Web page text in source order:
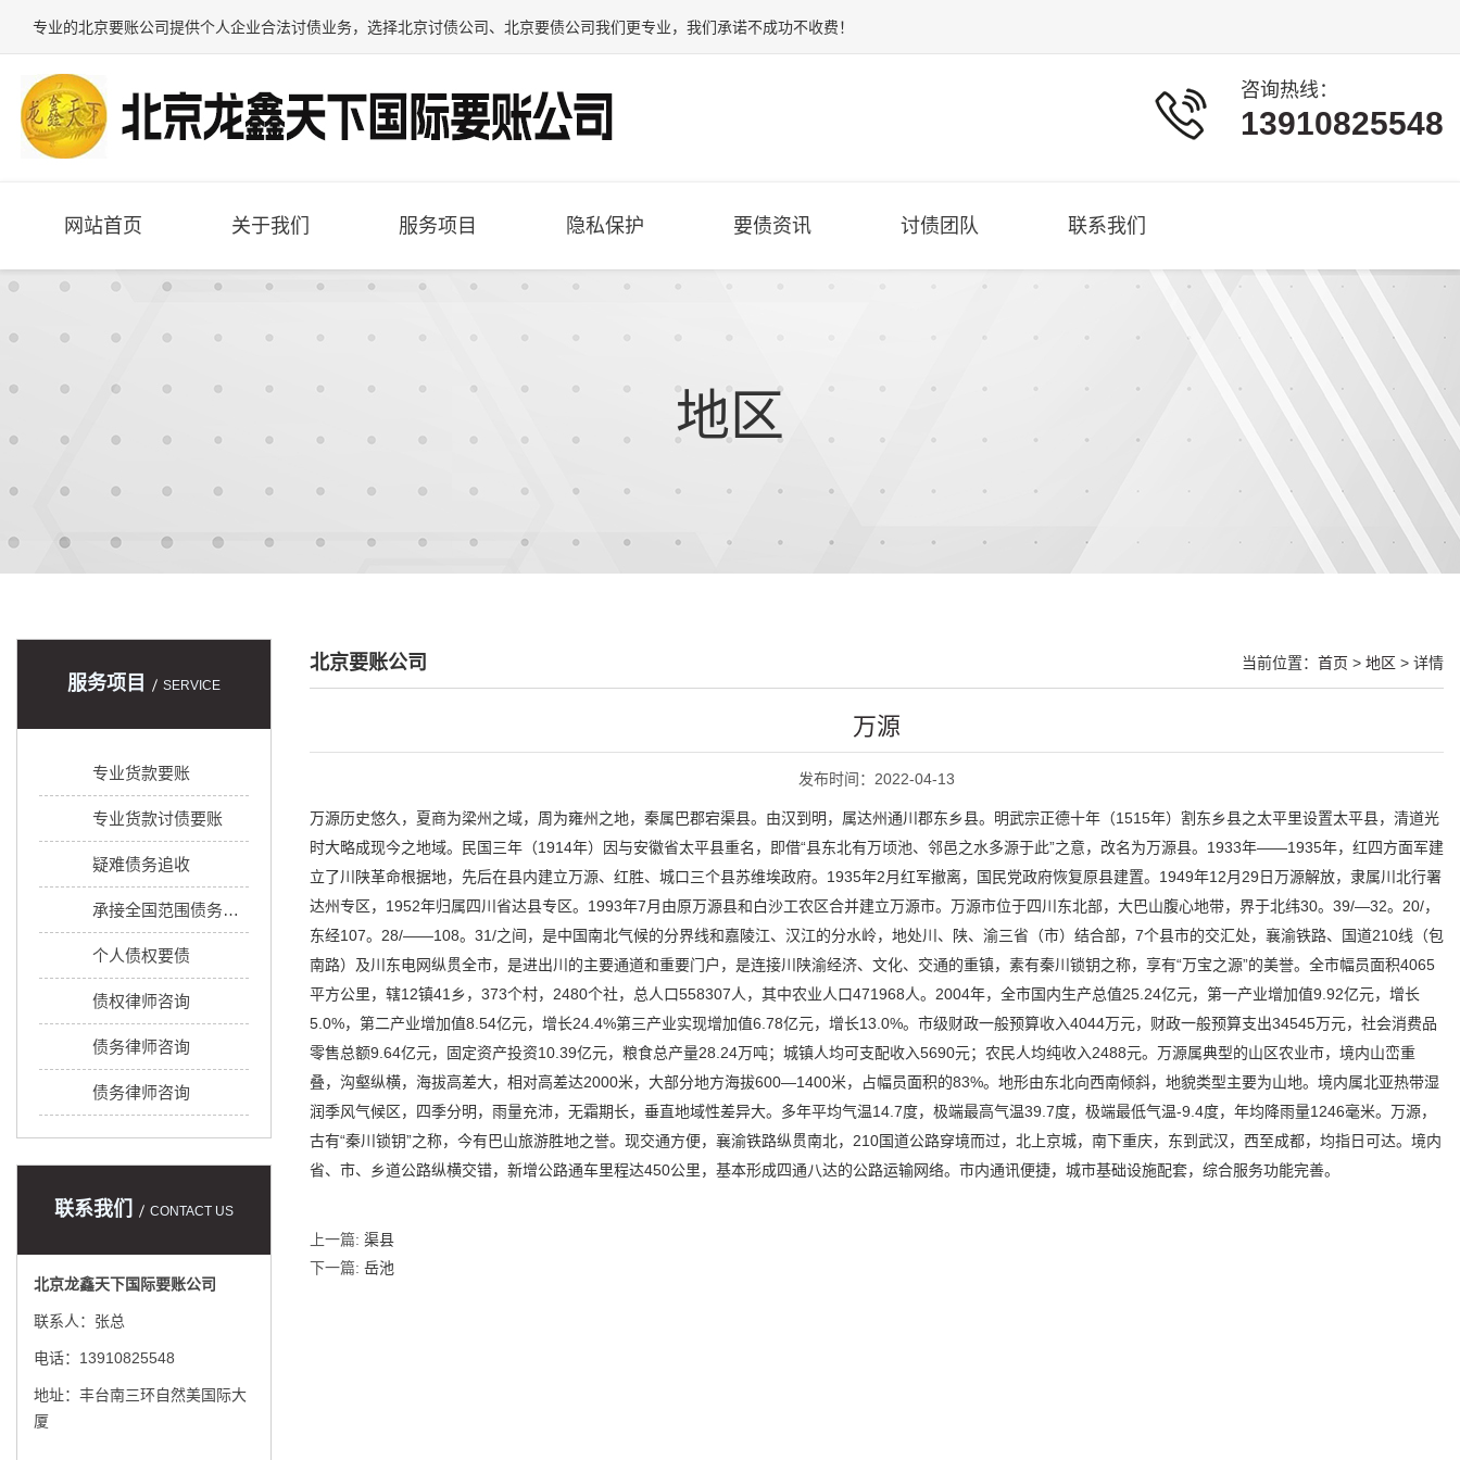
专业的北京要账公司提供个人企业合法讨债业务，选择北京讨债公司、 北京要债公司我们更专业，我们承诺不成功不收费！
咨询热线：
13910825548
网站首页 关于我们 服务项目 隐私保护 要债资讯 讨债团队 联系我们
地区
服务项目 SERVICE
专业货款要账
专业货款讨债要账
疑难债务追收
承接全国范围债务追收
个人债权要债
债权律师咨询
债务律师咨询
债务律师咨询
联系我们 CONTACT US
北京龙鑫天下国际要账公司
联系人：张总
电话：13910825548
地址：丰台南三环自然美国际大
厦
北京要账公司 当前位置： 首页 > 地区 > 详情
万源
发布时间：2022-04-13
万源历史悠久，夏商为梁州之域，周为雍州之地，秦属巴郡宕渠县。由汉到明，属达州通川郡东乡县。明武宗正德十年（1515年）割东乡县之太平里设置太平县，清道光
时大略成现今之地域。民国三年（1914年）因与安徽省太平县重名，即借“县东北有万顷池、邻邑之水多源于此”之意，改名为万源县。1933年——1935年，红四方面军建
立了川陕革命根据地，先后在县内建立万源、红胜、城口三个县苏维埃政府。1935年2月红军撤离，国民党政府恢复原县建置。1949年12月29日万源解放，隶属川北行署
达州专区，1952年归属四川省达县专区。1993年7月由原万源县和白沙工农区合并建立万源市。万源市位于四川东北部，大巴山腹心地带，界于北纬30。39/—32。20/，
东经107。28/——108。31/之间，是中国南北气候的分界线和嘉陵江、汉江的分水岭，地处川、陕、渝三省（市）结合部，7个县市的交汇处，襄渝铁路、国道210线（包
南路）及川东电网纵贯全市，是进出川的主要通道和重要门户，是连接川陕渝经济、文化、交通的重镇，素有秦川锁钥之称，享有“万宝之源”的美誉。全市幅员面积4065
平方公里，辖12镇41乡，373个村，2480个社，总人口558307人，其中农业人口471968人。2004年，全市国内生产总值25.24亿元，第一产业增加值9.92亿元，增长
5.0%，第二产业增加值8.54亿元，增长24.4%第三产业实现增加值6.78亿元，增长13.0%。市级财政一般预算收入4044万元，财政一般预算支出34545万元，社会消费品
零售总额9.64亿元，固定资产投资10.39亿元，粮食总产量28.24万吨；城镇人均可支配收入5690元；农民人均纯收入2488元。万源属典型的山区农业市，境内山峦重
叠，沟壑纵横，海拔高差大，相对高差达2000米，大部分地方海拔600—1400米，占幅员面积的83%。地形由东北向西南倾斜，地貌类型主要为山地。境内属北亚热带湿
润季风气候区，四季分明，雨量充沛，无霜期长，垂直地域性差异大。多年平均气温14.7度，极端最高气温39.7度，极端最低气温-9.4度，年均降雨量1246毫米。万源，
古有“秦川锁钥”之称，今有巴山旅游胜地之誉。现交通方便，襄渝铁路纵贯南北，210国道公路穿境而过，北上京城，南下重庆，东到武汉，西至成都，均指日可达。境内
省、市、乡道公路纵横交错，新增公路通车里程达450公里，基本形成四通八达的公路运输网络。市内通讯便捷，城市基础设施配套，综合服务功能完善。
上一篇: 渠县
下一篇: 岳池